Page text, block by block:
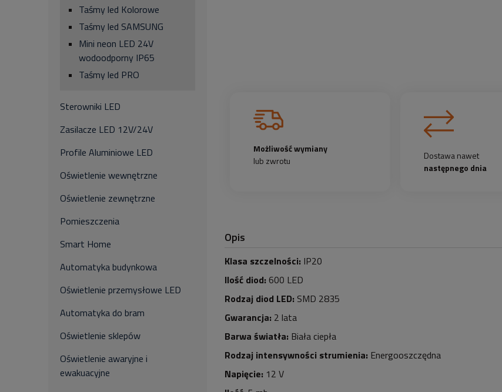
Taśmy led Kolorowe
Taśmy led SAMSUNG
Mini neon LED 24V
wodoodporny IP65
Taśmy led PRO
Sterowniki LED
Zasilacze LED 12V/24V
Profile Aluminiowe LED
Oświetlenie wewnętrzne
Oświetlenie zewnętrzne
Pomieszczenia
Smart Home
Automatyka budynkowa
Oświetlenie przemysłowe LED
Automatyka do bram
Oświetlenie sklepów
Oświetlenie awaryjne i
ewakuacyjne
Możliwość wymiany
lub zwrotu
Dostawa nawet
następnego dnia
Opis
Klasa szczelności: IP20
Ilość diod: 600 LED
Rodzaj diod LED: SMD 2835
Gwarancja: 2 lata
Barwa światła: Biała ciepła
Rodzaj intensywności strumienia: Energooszczędna
Napięcie: 12 V